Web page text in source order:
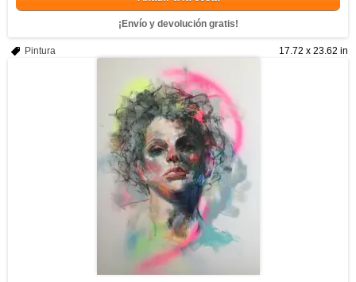
¡Envío y devolución gratis!
17.72 x 23.62 in
Pintura